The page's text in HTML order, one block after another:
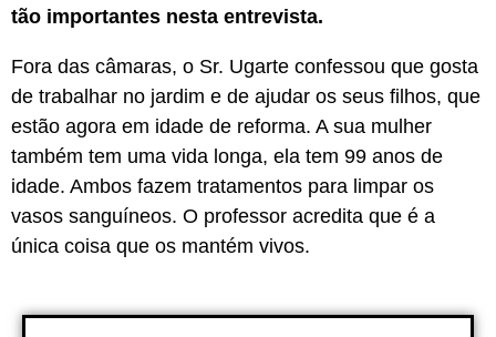
tão importantes nesta entrevista.
Fora das câmaras, o Sr. Ugarte confessou que gosta
de trabalhar no jardim e de ajudar os seus filhos, que
estão agora em idade de reforma. A sua mulher
também tem uma vida longa, ela tem 99 anos de
idade. Ambos fazem tratamentos para limpar os
vasos sanguíneos. O professor acredita que é a
única coisa que os mantém vivos.